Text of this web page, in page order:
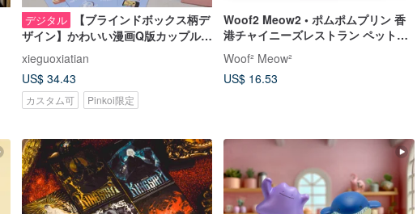
デジタル
【ブラインドボックス柄デ
ザイン】かわいい漫画Q版カップルイ
ラスト | 結婚記念日・誕生日プレゼ
ントカスタマイズ |
xieguoxiatian
US$ 34.43
カスタム可 Pinkoi限定
Woof2 Meow2 • ポムポムプリン 香
港チャイニーズレストラン ペット＆
オーナー兼用おもちゃブラインドボ
ックス
Woof² Meow²
US$ 16.53